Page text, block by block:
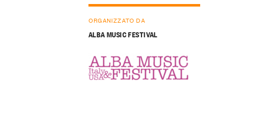
ORGANIZZATO DA
ALBA MUSIC FESTIVAL